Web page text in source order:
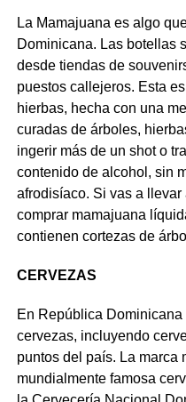
La Mamajuana es algo
Dominicana. Las botellas
desde tiendas de
puestos callejeros. Esta
hierbas, hecha con una
curadas de árboles,
ingerir más de un shot o
contenido de alcohol, sin
afrodisíaco. Si vas a
comprar mamajuana
contienen cortezas de
CERVEZAS
En República
cervezas, incluyendo
puntos del país. La marca
mundialmente famosa